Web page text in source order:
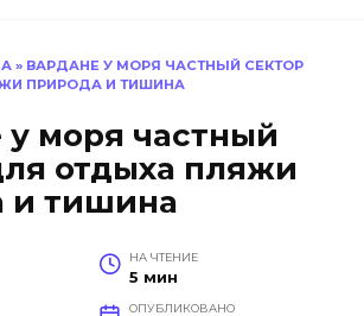
» ВАРДАНЕ У МОРЯ ЧАСТНЫЙ СЕКТОР
ПРИРОДА И ТИШИНА
у моря частный
отдыха пляжи
и тишина
НА ЧТЕНИЕ
5 мин
ОПУБЛИКОВАНО